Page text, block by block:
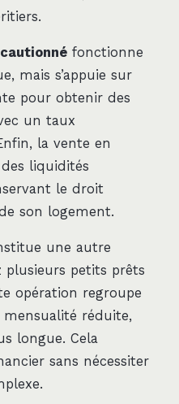
fonctionne
mais s’appuie sur
pour obtenir des
un taux
la vente en
liquidités
le droit
son logement.
une autre
petits prêts
opération regroupe
réduite,
longue. Cela
sans nécessiter